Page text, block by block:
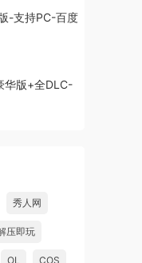
-支持PC-百度
华版+全DLC-
秀人网
压即玩
OL COS